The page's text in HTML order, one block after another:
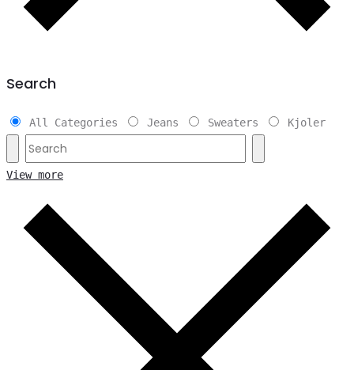
Search
All Categories Jeans Sweaters Kjoler
View more